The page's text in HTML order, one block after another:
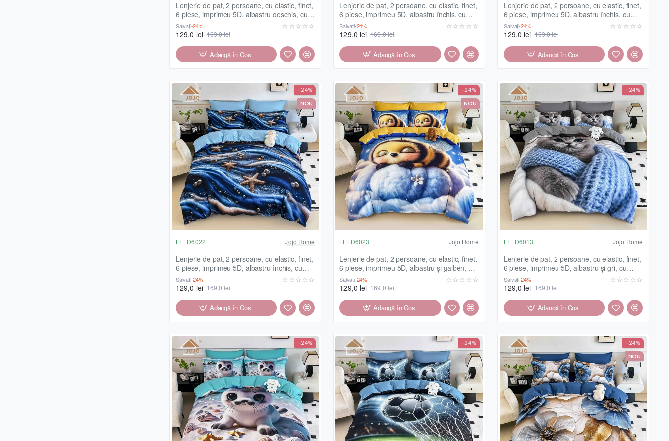
Lenjerie de pat, 2 persoane, cu elastic, finet,
6 piese, imprimeu 5D, albastru deschis, cu
fluturași, LELD6021
Salvați-24%
129,0 lei 169,0 lei
Adaugă în Coş
Lenjerie de pat, 2 persoane, cu elastic, finet,
6 piese, imprimeu 5D, albastru închis, cu
inimi, LELD6009
Salvați-24%
129,0 lei 169,0 lei
Adaugă în Coş
Lenjerie de pat, 2 persoane, cu elastic, finet,
6 piese, imprimeu 5D, albastru închis, cu
minge de fotbal, LELD6018
Salvați-24%
129,0 lei 169,0 lei
Adaugă în Coş
NOU
-24%
LELD6022 Jojo Home
Lenjerie de pat, 2 persoane, cu elastic, finet,
6 piese, imprimeu 5D, albastru închis, cu
stele de mare, LELD6022
Salvați-24%
129,0 lei 169,0 lei
Adaugă în Coş
NOU
-24%
LELD6023 Jojo Home
Lenjerie de pat, 2 persoane, cu elastic, finet,
6 piese, imprimeu 5D, albastru și galben, cu
bondar, LELD6023
Salvați-24%
129,0 lei 169,0 lei
Adaugă în Coş
-24%
LELD6013 Jojo Home
Lenjerie de pat, 2 persoane, cu elastic, finet,
6 piese, imprimeu 5D, albastru și gri, cu
pisică, LELD6013
Salvați-24%
129,0 lei 169,0 lei
Adaugă în Coş
-24% -24%
NOU
-24%